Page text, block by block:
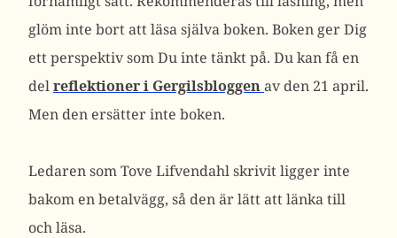
glöm inte bort att läsa själva boken. Boken ger Dig
ett perspektiv som Du inte tänkt på. Du kan få en
delreflektioner i Gergilsbloggenav den 21 april.
Men den ersätter inte boken.
Ledaren som Tove Lifvendahl skrivit ligger inte
bakom en betalvägg, så den är lätt att länka till
och läsa.